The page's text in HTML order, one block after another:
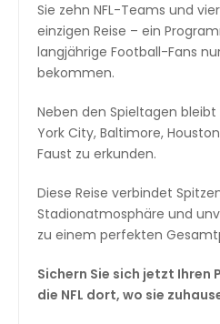
Sie zehn NFL-Teams und
einzigen Reise – ein
langjährige Football-Fans
bekommen.
Neben den Spieltagen
York City, Baltimore,
Faust zu erkunden.
Diese Reise verbindet
Stadionatmosphäre und
zu einem perfekten
Sichern Sie sich jetzt Ihren
die NFL dort, wo sie